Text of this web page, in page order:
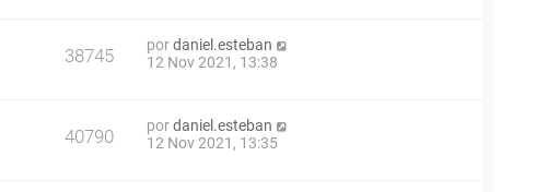
38745 pordaniel.esteban
12 Nov 2021, 13:38
40790 pordaniel.esteban
12 Nov 2021, 13:35